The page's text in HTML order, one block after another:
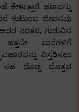
ಕೇಳುತ್ತಾರೆ. ಹಣವನ್ನು
ಕುಟುಂಬ ಜೀವನವು
ನಂತರ, ಗುರುವಿನ
ಮನೆಗಳಿಗೆ
ವಿಸ್ತರಿಸಲು
ಸಹ ದೊಡ್ಡ ಮೊತ್ತದ